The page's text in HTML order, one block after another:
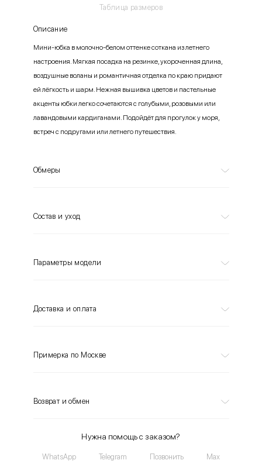
Таблица размеров
Описание
Мини-юбка в молочно-белом оттенке соткана из летнего
настроения. Мягкая посадка на резинке, укороченная длина,
воздушные воланы и романтичная отделка по краю придают
ей лёгкость и шарм. Нежная вышивка цветов и пастельные
акценты юбки легко сочетаются с голубыми, розовыми или
лавандовыми кардиганами. Подойдёт для прогулок у моря,
встреч с подругами или летнего путешествия.
Обмеры
Состав и уход
Параметры модели
Доставка и оплата
Примерка по Москве
Возврат и обмен
Нужна помощь с заказом?
WhatsApp Telegram Позвонить Max